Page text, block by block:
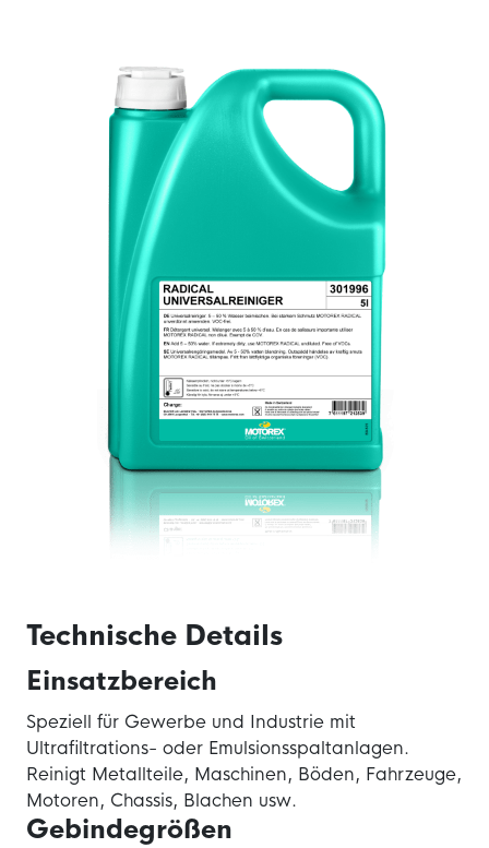
Technische Details
Einsatzbereich
Speziell für Gewerbe und Industrie mit
Ultrafiltrations- oder Emulsionsspaltanlagen.
Reinigt Metallteile, Maschinen, Böden, Fahrzeuge,
Motoren, Chassis, Blachen usw.
Gebindegrößen